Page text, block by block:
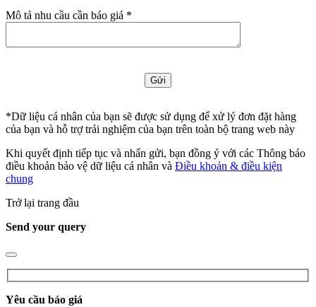
Mô tả nhu cầu cần báo giá *
*Dữ liệu cá nhân của bạn sẽ được sử dụng để xử lý đơn đặt hàng
của bạn và hỗ trợ trải nghiệm của bạn trên toàn bộ trang web này
Khi quyết định tiếp tục và nhấn gửi, bạn đồng ý với các Thông báo
điều khoản bảo vệ dữ liệu cá nhân và Điều khoản & điều kiện
chung
Trở lại trang đầu
Send your query
Yêu cầu báo giá